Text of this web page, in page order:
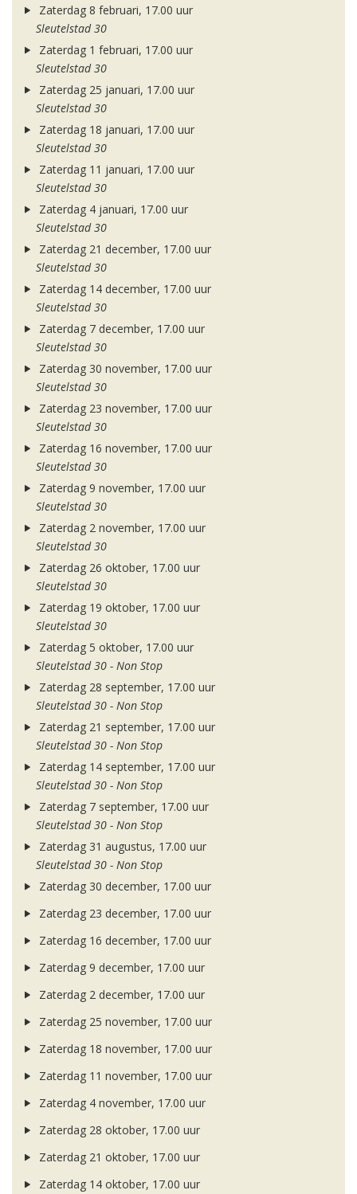
Zaterdag 8 februari, 17.00 uur
Sleutelstad 30
Zaterdag 1 februari, 17.00 uur
Sleutelstad 30
Zaterdag 25 januari, 17.00 uur
Sleutelstad 30
Zaterdag 18 januari, 17.00 uur
Sleutelstad 30
Zaterdag 11 januari, 17.00 uur
Sleutelstad 30
Zaterdag 4 januari, 17.00 uur
Sleutelstad 30
Zaterdag 21 december, 17.00 uur
Sleutelstad 30
Zaterdag 14 december, 17.00 uur
Sleutelstad 30
Zaterdag 7 december, 17.00 uur
Sleutelstad 30
Zaterdag 30 november, 17.00 uur
Sleutelstad 30
Zaterdag 23 november, 17.00 uur
Sleutelstad 30
Zaterdag 16 november, 17.00 uur
Sleutelstad 30
Zaterdag 9 november, 17.00 uur
Sleutelstad 30
Zaterdag 2 november, 17.00 uur
Sleutelstad 30
Zaterdag 26 oktober, 17.00 uur
Sleutelstad 30
Zaterdag 19 oktober, 17.00 uur
Sleutelstad 30
Zaterdag 5 oktober, 17.00 uur
Sleutelstad 30 - Non Stop
Zaterdag 28 september, 17.00 uur
Sleutelstad 30 - Non Stop
Zaterdag 21 september, 17.00 uur
Sleutelstad 30 - Non Stop
Zaterdag 14 september, 17.00 uur
Sleutelstad 30 - Non Stop
Zaterdag 7 september, 17.00 uur
Sleutelstad 30 - Non Stop
Zaterdag 31 augustus, 17.00 uur
Sleutelstad 30 - Non Stop
Zaterdag 30 december, 17.00 uur
Zaterdag 23 december, 17.00 uur
Zaterdag 16 december, 17.00 uur
Zaterdag 9 december, 17.00 uur
Zaterdag 2 december, 17.00 uur
Zaterdag 25 november, 17.00 uur
Zaterdag 18 november, 17.00 uur
Zaterdag 11 november, 17.00 uur
Zaterdag 4 november, 17.00 uur
Zaterdag 28 oktober, 17.00 uur
Zaterdag 21 oktober, 17.00 uur
Zaterdag 14 oktober, 17.00 uur